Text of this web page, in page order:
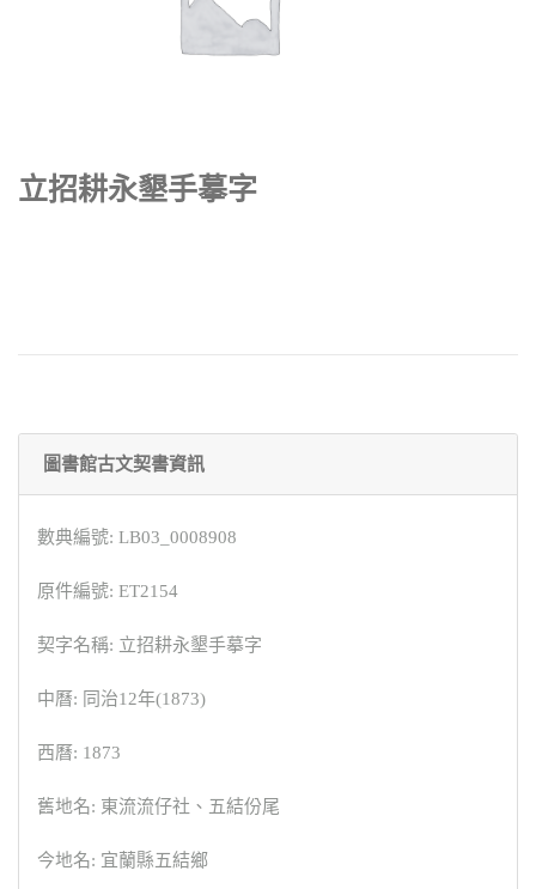
立招耕永墾手摹字
圖書館古文契書資訊
數典編號: LB03_0008908
原件編號: ET2154
契字名稱: 立招耕永墾手摹字
中曆: 同治12年(1873)
西曆: 1873
舊地名: 東流流仔社、五結份尾
今地名: 宜蘭縣五結鄉